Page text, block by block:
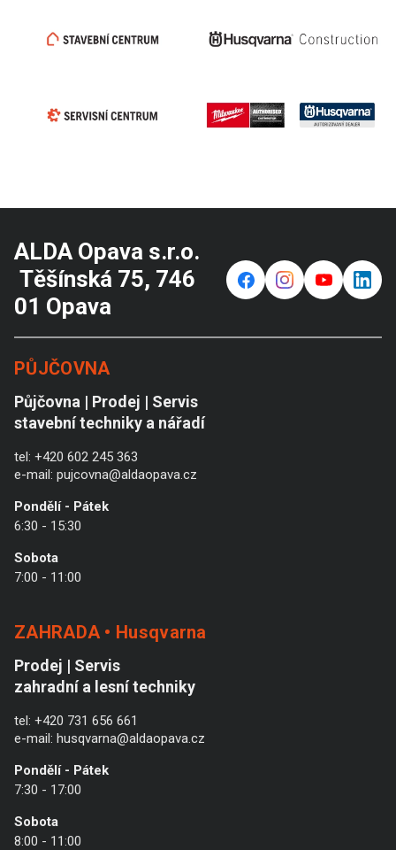
ALDA Opava s.r.o.
Těšínská 75, 746
01 Opava
f ⌁ y in
PŮJČOVNA
Půjčovna | Prodej | Servis
stavební techniky a nářadí
tel: +420 602 245 363
e-mail: pujcovna@aldaopava.cz
Pondělí - Pátek
6:30 - 15:30
Sobota
7:00 - 11:00
ZAHRADA • Husqvarna
Prodej | Servis
zahradní a lesní techniky
tel: +420 731 656 661
e-mail: husqvarna@aldaopava.cz
Pondělí - Pátek
7:30 - 17:00
Sobota
8:00 - 11:00